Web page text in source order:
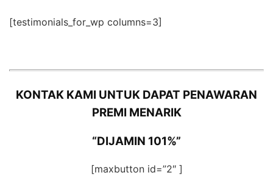
[testimonials_for_wp columns=3]
KONTAK KAMI UNTUK DAPAT PENAWARAN
PREMI MENARIK
“DIJAMIN 101%”
[maxbutton id=”2″ ]